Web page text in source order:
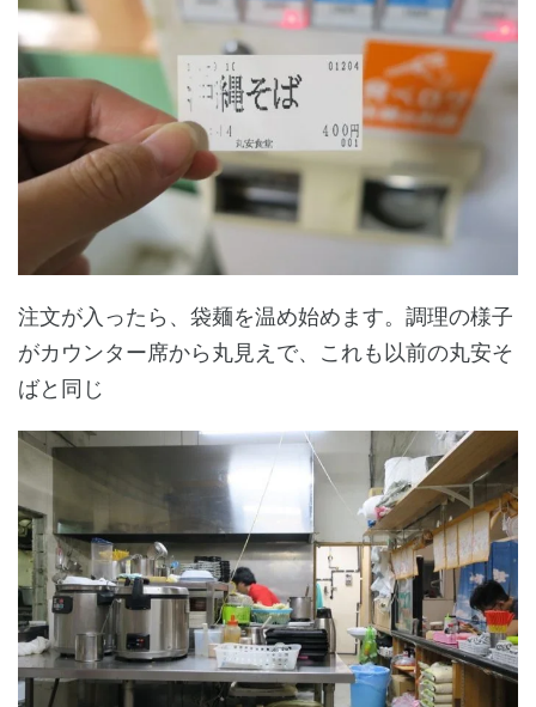
注文が入ったら、袋麺を温め始めます。調理の様子
がカウンター席から丸見えで、これも以前の丸安そ
ばと同じ